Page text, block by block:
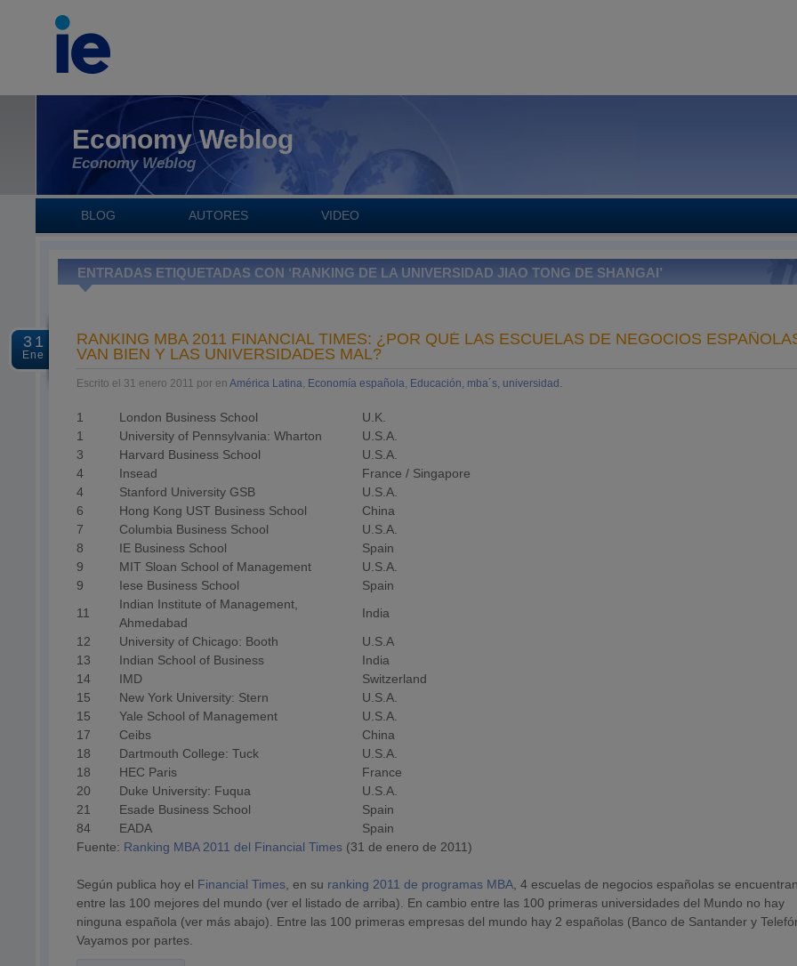
Economy Weblog
Economy Weblog
BLOG AUTORES VIDEO
ENTRADAS ETIQUETADAS CON ‘RANKING DE LA UNIVERSIDAD JIAO TONG DE SHANGAI’
31
Ene
RANKING MBA 2011 FINANCIAL TIMES: ¿POR QUÉ LAS ESCUELAS DE NEGOCIOS
VAN BIEN Y LAS UNIVERSIDADES MAL?
Escrito el 31 enero 2011 por enAmérica Latina, Economía española, Educación, mba´s, universidad.
1 London Business School
U.K.
1
University of Pennsylvania: Wharton
U.S.A.
3
Harvard Business School
U.S.A.
4
Insead
France / Singapore
4
Stanford University GSB
U.S.A.
6
Hong Kong UST Business School
China
7
Columbia Business School
U.S.A.
8
IE Business School
Spain
9
MIT Sloan School of Management
U.S.A.
9
Iese Business School
Spain
11
Indian Institute of Management,
Ahmedabad
India
12
University of Chicago: Booth
U.S.A
13
Indian School of Business
India
14
IMD
Switzerland
15
New York University: Stern
U.S.A.
15
Yale School of Management
U.S.A.
17
Ceibs
China
18
Dartmouth College: Tuck
U.S.A.
18
HEC Paris
France
20
Duke University: Fuqua
U.S.A.
21
Esade Business School
Spain
84
EADA
Spain
Fuente: Ranking MBA 2011 del Financial Times (31 de enero de 2011)
Según publica hoy el Financial Times , en su ranking 2011 de programas MBA , 4 escuelas de negocios españolas se encuentran
entre las 100 mejores del mundo (ver el listado de arriba). En cambio entre las 100 primeras universidades del Mundo no hay
ninguna española (ver más abajo). Entre las 100 primeras empresas del mundo hay 2 españolas (Banco de Santander y
Vayamos por partes.